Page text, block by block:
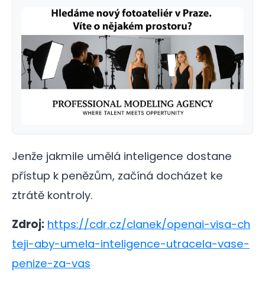
Jenže jakmile umělá inteligence dostane
přístup k penězům, začíná docházet ke
ztrátě kontroly.
Zdroj: https://cdr.cz/clanek/openai-visa-ch
teji-aby-umela-inteligence-utracela-vase-
penize-za-vas